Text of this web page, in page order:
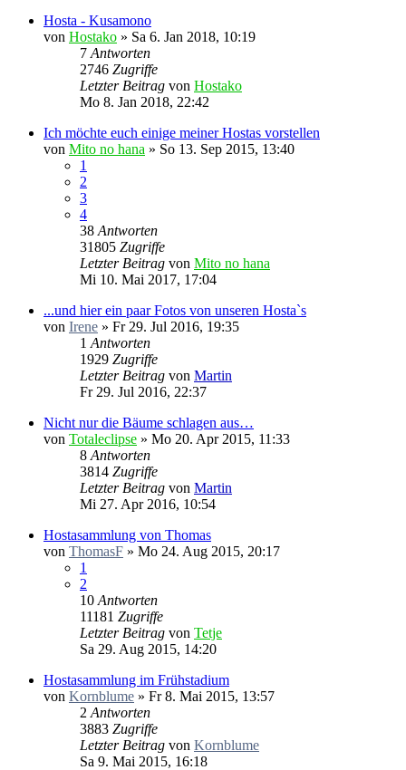
Hosta - Kusamono
von Hostako » Sa 6. Jan 2018, 10:19
7 Antworten
2746 Zugriffe
Letzter Beitrag von Hostako
Mo 8. Jan 2018, 22:42
Ich möchte euch einige meiner Hostas vorstellen
von Mito no hana » So 13. Sep 2015, 13:40
1
2
3
4
38 Antworten
31805 Zugriffe
Letzter Beitrag von Mito no hana
Mi 10. Mai 2017, 17:04
...und hier ein paar Fotos von unseren Hosta`s
von Irene » Fr 29. Jul 2016, 19:35
1 Antworten
1929 Zugriffe
Letzter Beitrag von Martin
Fr 29. Jul 2016, 22:37
Nicht nur die Bäume schlagen aus…
von Totaleclipse » Mo 20. Apr 2015, 11:33
8 Antworten
3814 Zugriffe
Letzter Beitrag von Martin
Mi 27. Apr 2016, 10:54
Hostasammlung von Thomas
von ThomasF » Mo 24. Aug 2015, 20:17
1
2
10 Antworten
11181 Zugriffe
Letzter Beitrag von Tetje
Sa 29. Aug 2015, 14:20
Hostasammlung im Frühstadium
von Kornblume » Fr 8. Mai 2015, 13:57
2 Antworten
3883 Zugriffe
Letzter Beitrag von Kornblume
Sa 9. Mai 2015, 16:18